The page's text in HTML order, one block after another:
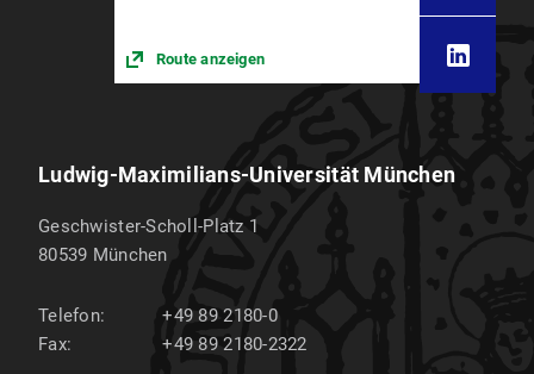
Route anzeigen
Ludwig-Maximilians-Universität München
Geschwister-Scholl-Platz 1
80539 München
Telefon:
+49 89 2180-0
Fax:
+49 89 2180-2322